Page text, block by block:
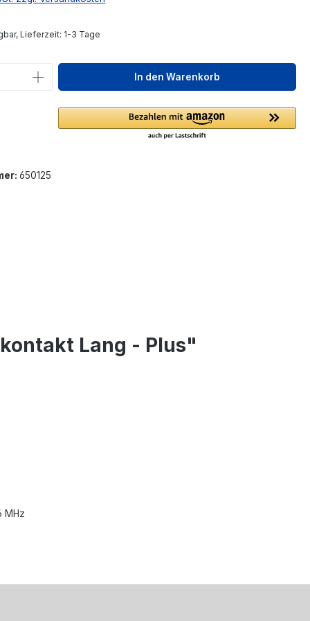
Lieferzeit: 1-3 Tage
Anzahl: Gib den gewünschten Wert
In den Warenkorb
650125
Lang - Plus"
MHz